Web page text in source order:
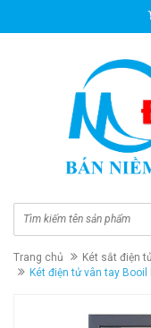
Trang chủ
Két sắt điện
Két điện tử vân tay Booil